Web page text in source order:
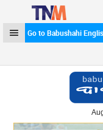
Go to Babushahi